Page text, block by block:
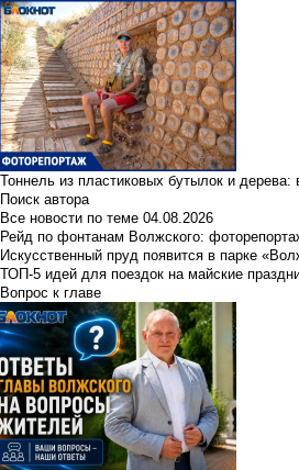
Тоннель из пластиковых бутылок и
Поиск автора
Все новости по теме 04.08.2026
Рейд по фонтанам Волжского:
Искусственный пруд появится в парке
ТОП-5 идей для поездок на майские
Вопрос к главе